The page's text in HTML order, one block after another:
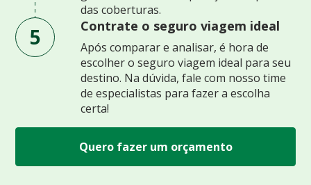
das coberturas.
5 Contrate o seguro viagem ideal
Após comparar e analisar, é hora de
escolher o seguro viagem ideal para seu
destino. Na dúvida, fale com nosso time
de especialistas para fazer a escolha
certa!
Quero fazer um orçamento